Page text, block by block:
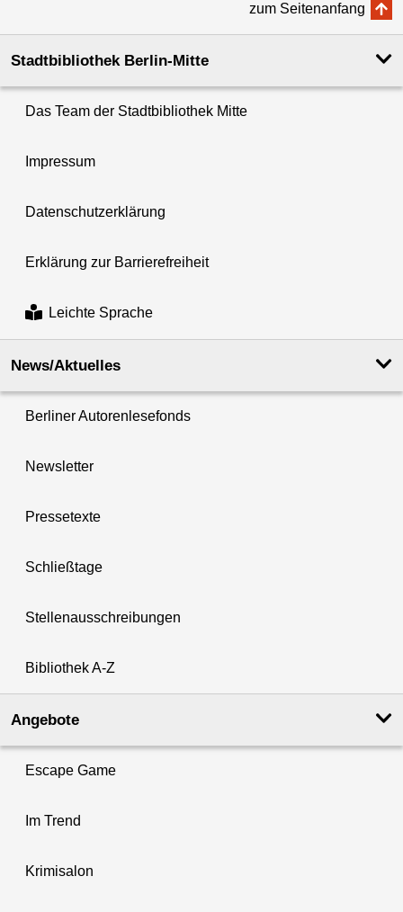
zum Seitenanfang
Stadtbibliothek Berlin-Mitte
Das Team der Stadtbibliothek Mitte
Impressum
Datenschutzerklärung
Erklärung zur Barrierefreiheit
Leichte Sprache
News/Aktuelles
Berliner Autorenlesefonds
Newsletter
Pressetexte
Schließtage
Stellenausschreibungen
Bibliothek A-Z
Angebote
Escape Game
Im Trend
Krimisalon